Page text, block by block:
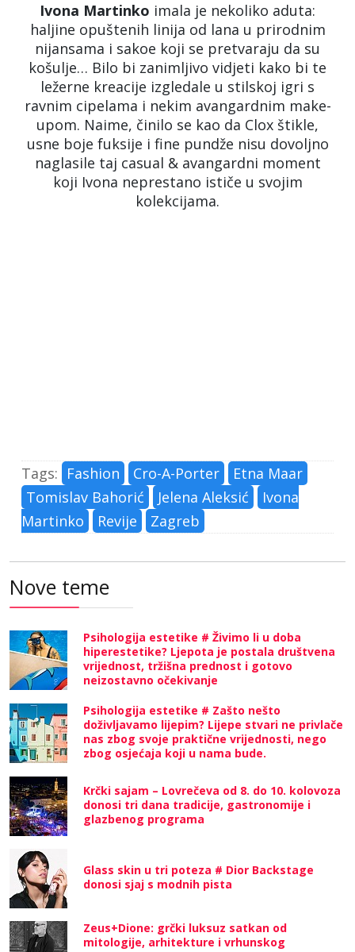
Ivona Martinko imala je nekoliko aduta:
haljine opuštenih linija od lana u prirodnim
nijansama i sakoe koji se pretvaraju da su
košulje… Bilo bi zanimljivo vidjeti kako bi te
ležerne kreacije izgledale u stilskoj igri s
ravnim cipelama i nekim avangardnim make-
upom. Naime, činilo se kao da Clox štikle,
usne boje fuksije i fine pundže nisu dovoljno
naglasile taj casual & avangardni moment
koji Ivona neprestano ističe u svojim
kolekcijama.
Tags: Fashion Cro-A-Porter
Etna Maar
Tomislav Bahorić
Jelena Aleksić
Ivona
Martinko
Revije Zagreb
Nove teme
Psihologija estetike # Živimo li u doba
hiperestetike? Ljepota je postala društvena
vrijednost, tržišna prednost i gotovo
neizostavno očekivanje
Psihologija estetike # Zašto nešto
doživljavamo lijepim? Lijepe stvari ne privlače
nas zbog svoje praktične vrijednosti, nego
zbog osjećaja koji u nama bude.
Krčki sajam – Lovrečeva od 8. do 10. kolovoza
donosi tri dana tradicije, gastronomije i
glazbenog programa
Glass skin u tri poteza # Dior Backstage
donosi sjaj s modnih pista
Zeus+Dione: grčki luksuz satkan od
mitologije, arhitekture i vrhunskog